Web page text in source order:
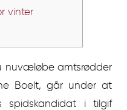
vinter
nuvæløbe amtsrødder
Boelt, går under at
spidskandidat i tilgif